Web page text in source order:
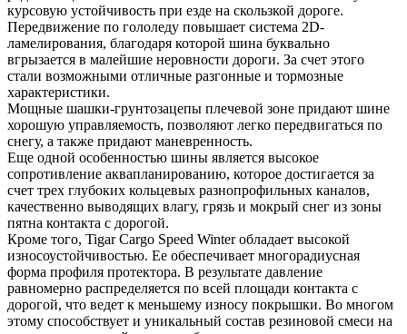
курсовую устойчивость при езде на скользкой дороге.
Передвижение по гололеду повышает система 2D-
ламелирования, благодаря которой шина буквально
вгрызается в малейшие неровности дороги. За счет этого
стали возможными отличные разгонные и тормозные
характеристики.
Мощные шашки-грунтозацепы плечевой зоне придают шине
хорошую управляемость, позволяют легко передвигаться по
снегу, а также придают маневренность.
Еще одной особенностью шины является высокое
сопротивление аквапланированию, которое достигается за
счет трех глубоких кольцевых разнопрофильных каналов,
качественно выводящих влагу, грязь и мокрый снег из зоны
пятна контакта с дорогой.
Кроме того, Tigar Cargo Speed Winter обладает высокой
износоустойчивостью. Ее обеспечивает многорадиусная
форма профиля протектора. В результате давление
равномерно распределяется по всей площади контакта с
дорогой, что ведет к меньшему износу покрышки. Во многом
этому способствует и уникальный состав резиновой смеси на